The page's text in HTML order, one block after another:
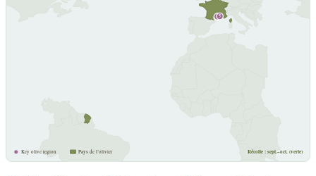
12
345
Key olive region Pays de l’olivier Récolte : sept.–oct. (verte)